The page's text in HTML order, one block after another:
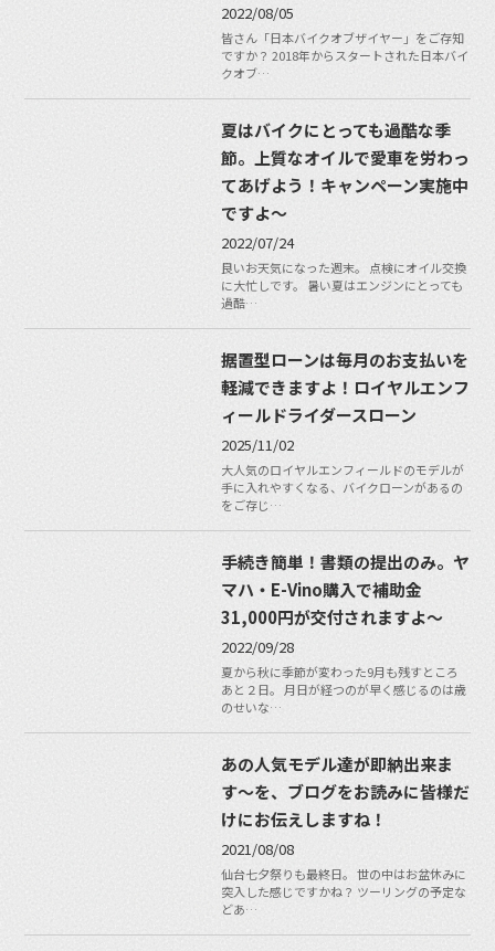
2022/08/05
皆さん「日本バイクオブザイヤー」をご存知
ですか？ 2018年からスタートされた日本バイ
クオブ…
夏はバイクにとっても過酷な季
節。上質なオイルで愛車を労わっ
てあげよう！キャンペーン実施中
ですよ〜
2022/07/24
良いお天気になった週末。 点検にオイル交換
に大忙しです。 暑い夏はエンジンにとっても
過酷…
据置型ローンは毎月のお支払いを
軽減できますよ！ロイヤルエンフ
ィールドライダースローン
2025/11/02
大人気のロイヤルエンフィールドのモデルが
手に入れやすくなる、バイクローンがあるの
をご存じ…
手続き簡単！書類の提出のみ。ヤ
マハ・E-Vino購入で補助金
31,000円が交付されますよ〜
2022/09/28
夏から秋に季節が変わった9月も残すところ
あと２日。 月日が経つのが早く感じるのは歳
のせいな…
あの人気モデル達が即納出来ま
す〜を、ブログをお読みに皆様だ
けにお伝えしますね！
2021/08/08
仙台七夕祭りも最終日。 世の中はお盆休みに
突入した感じですかね？ ツーリングの予定な
どあ…